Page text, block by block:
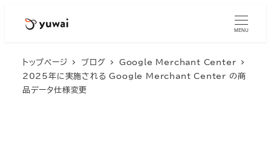
MENU
トップページ ブログ
Google Merchant Center
2025年に実施される Google Merchant Center の商
品データ仕様変更